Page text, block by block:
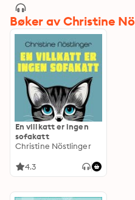
Bøker av Christine
En villkatt er ingen
sofakatt
Christine Nöstlinger
4.3